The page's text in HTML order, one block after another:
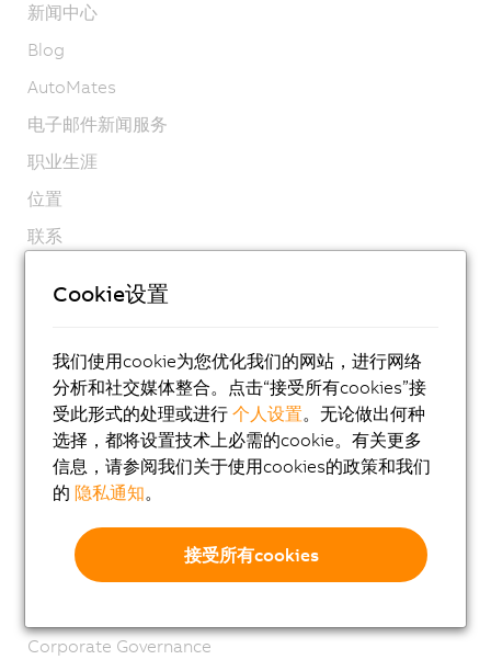
新闻中心
Blog
AutoMates
电子邮件新闻服务
职业生涯
位置
联系
产品生命周期
隐私声明
虚拟标记
物料合规
工程样品协议
Management Systems
Extended Producer Responsibility
Corporate Governance
Cookie设置
我们使用cookie为您优化我们的网站，进行网络
分析和社交媒体整合。点击“接受所有cookies”接
受此形式的处理或进行个人设置。无论做出何种
选择，都将设置技术上必需的cookie。有关更多
信息，请参阅我们关于使用cookies的政策和我们
的 隐私通知。
接受所有cookies